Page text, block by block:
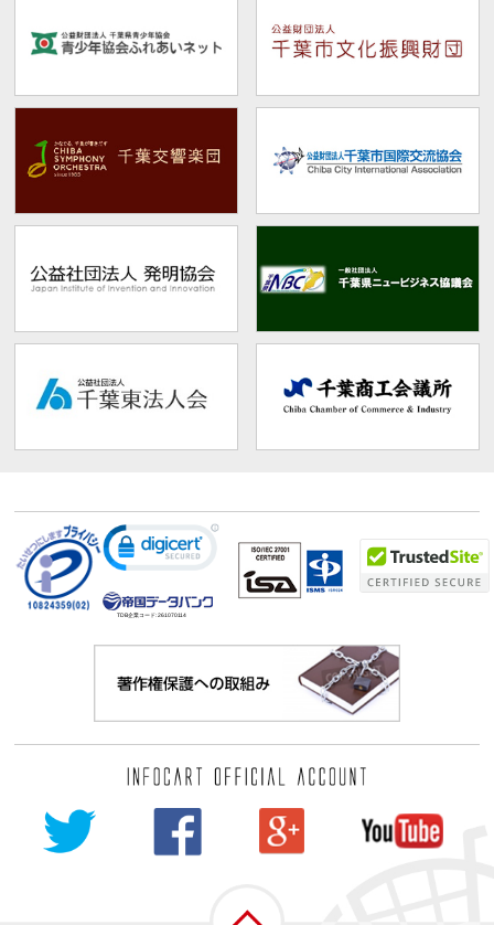
TDB企業コード:261070114